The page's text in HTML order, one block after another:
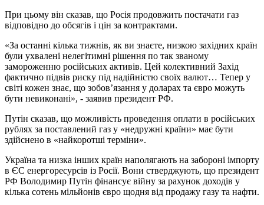
При цьому він сказав, що Росія продовжить постачати газ
відповідно до обсягів і цін за контрактами.
«За останні кілька тижнів, як ви знаєте, низкою західних країн
були ухвалені нелегітимні рішення по так званому
замороженню російських активів. Цей колективний Захід
фактично підвів риску під надійністю своїх валют… Тепер у
світі кожен знає, що зобов’язання у доларах та євро можуть
бути невиконані», - заявив президент РФ.
Путін сказав, що можливість проведення оплати в російських
рублях за поставлений газ у «недружні країни» має бути
здійснено в «найкоротші терміни».
Україна та низка інших країн наполягають на забороні імпорту
в ЄС енергоресурсів із Росії. Вони стверджують, що президент
РФ Володимир Путін фінансує війну за рахунок доходів у
кілька сотень мільйонів євро щодня від продажу газу та нафти.